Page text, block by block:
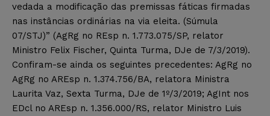
vedada a modificação das premissas fáticas firmadas
nas instâncias ordinárias na via eleita. (Súmula
07/STJ)” (AgRg no REsp n. 1.773.075/SP, relator
Ministro Felix Fischer, Quinta Turma, DJe de 7/3/2019).
Confiram-se ainda os seguintes precedentes: AgRg no
AgRg no AREsp n. 1.374.756/BA, relatora Ministra
Laurita Vaz, Sexta Turma, DJe de 1º/3/2019; AgInt nos
EDcl no AREsp n. 1.356.000/RS, relator Ministro Luis